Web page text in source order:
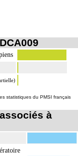
on entend : réduction et fixation
sans exposition du
multidirectionnelle.
unidirectionnelle ou rotatoire
par appareillage
in situ d'autogreffe osseuse,
statistiques du PMSI français
à